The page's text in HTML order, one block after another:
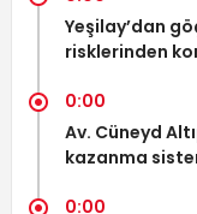
Yeşilay’dan
risklerinden
0:00
Av. Cüneyd
kazanma
0:00